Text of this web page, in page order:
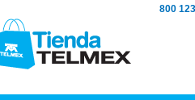
800